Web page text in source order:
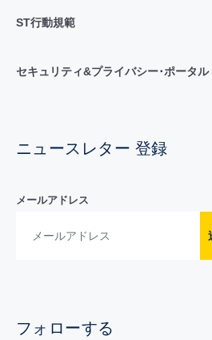
ST行動規範
セキュリティ&プライバシー･ポータル
ニュースレター 登録
メールアドレス
フォローする